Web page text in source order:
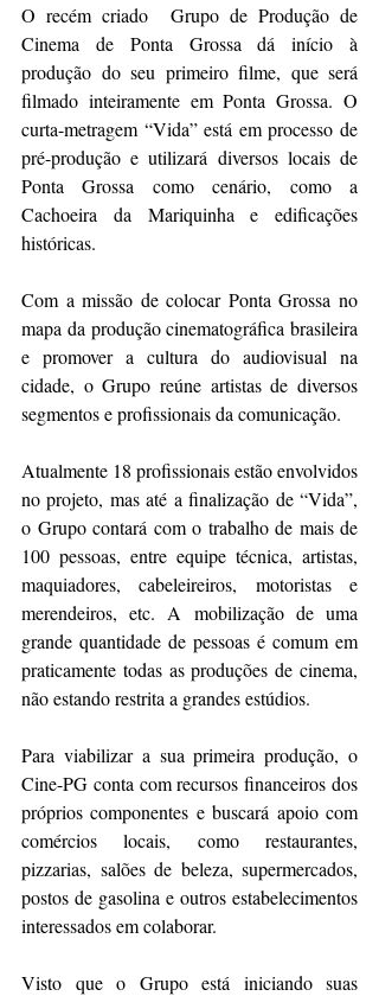
O recém criado  Grupo de Produção de
Cinema de Ponta Grossa dá início à
produção do seu primeiro filme, que será
filmado inteiramente em Ponta Grossa. O
curta-metragem “Vida” está em processo de
pré-produção e utilizará diversos locais de
Ponta Grossa como cenário, como a
Cachoeira da Mariquinha e edificações
históricas.
Com a missão de colocar Ponta Grossa no
mapa da produção cinematográfica brasileira
e promover a cultura do audiovisual na
cidade, o Grupo reúne artistas de diversos
segmentos e profissionais da comunicação.
Atualmente 18 profissionais estão envolvidos
no projeto, mas até a finalização de “Vida”,
o Grupo contará com o trabalho de mais de
100 pessoas, entre equipe técnica, artistas,
maquiadores, cabeleireiros, motoristas e
merendeiros, etc. A mobilização de uma
grande quantidade de pessoas é comum em
praticamente todas as produções de cinema,
não estando restrita a grandes estúdios.
Para viabilizar a sua primeira produção, o
Cine-PG conta com recursos financeiros dos
próprios componentes e buscará apoio com
comércios locais, como restaurantes,
pizzarias, salões de beleza, supermercados,
postos de gasolina e outros estabelecimentos
interessados em colaborar.
Visto que o Grupo está iniciando suas